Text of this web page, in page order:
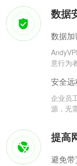
数据
数据加
意行为
安全
企业员
源，无
提高
避免